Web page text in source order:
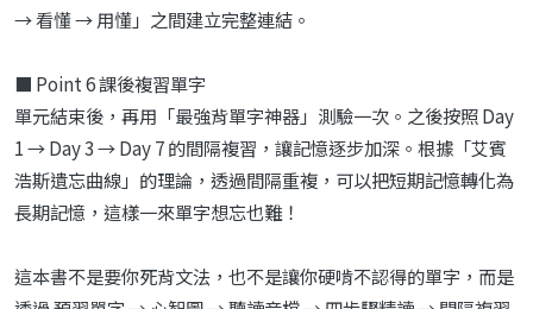
→ 看懂 → 用懂」之間建立完整連結。
■ Point 6 課後複習單字
單元結束後，再用「最強背單字神器」測驗一次。之後按照 Day
1 → Day 3 → Day 7 的間隔複習，讓記憶逐步加深。根據「艾賓
浩斯遺忘曲線」的理論，透過間隔重複，可以把短期記憶轉化為
長期記憶，這樣一來單字想忘也難！
這本書不是要你死背文法，也不是讓你硬啃不認得的單字，而是